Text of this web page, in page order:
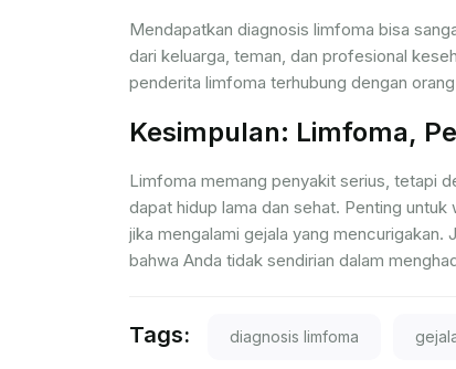
Mendapatkan diagnosis limfoma bisa
dari keluarga, teman, dan profesional
penderita limfoma terhubung dengan
Kesimpulan: Limfoma,
Limfoma memang penyakit serius, tetapi
dapat hidup lama dan sehat. Penting
jika mengalami gejala yang mencurigakan.
bahwa Anda tidak sendirian dalam
Tags: diagnosis limfoma